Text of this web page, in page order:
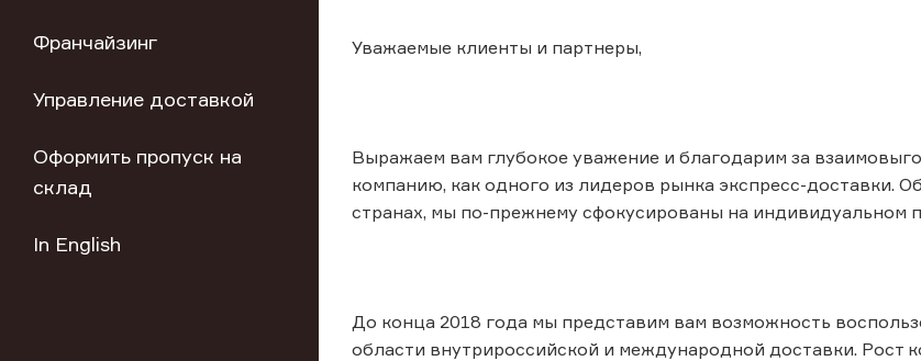
Франчайзинг
Управление доставкой
Оформить пропуск на
склад
In English
Уважаемые клиенты и партнеры,
Выражаем вам глубокое уважение и благодарим за
компанию, как одного из лидеров рынка экспресс-доставки.
странах, мы по-прежнему сфокусированы на индивидуальном
До конца 2018 года мы представим вам возможность
области внутрироссийской и международной доставки. Рост